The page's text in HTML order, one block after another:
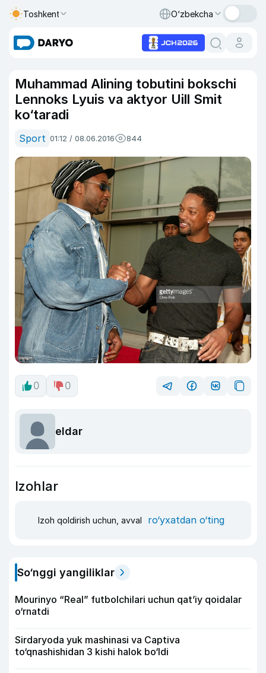
Toshkent O‘zbekcha
Muhammad Alining tobutini bokschi
Lennoks Lyuis va aktyor Uill Smit
ko‘taradi
Sport 01:12 / 08.06.2016 844
0 0
eldar
Izohlar
Izoh qoldirish uchun, avval ro‘yxatdan o‘ting
So‘nggi yangiliklar
Mourinyo “Real” futbolchilari uchun qat’iy qoidalar
o‘rnatdi
Sirdaryoda yuk mashinasi va Captiva
to‘qnashishidan 3 kishi halok bo‘ldi